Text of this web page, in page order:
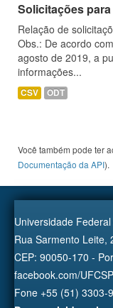
Solicitações
Relação de
Obs.: De acordo
agosto de 2019, a
informações...
CSV ODT
Você também pode ter
Documentação da API).
Universidade
Rua Sarmento Leite,
CEP: 90050-170 -
facebook.com/
Fone +55 (51) 3303-